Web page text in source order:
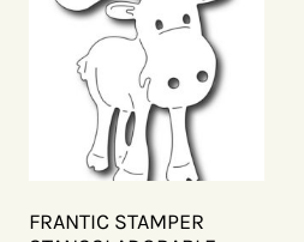
FRANTIC STAMPER